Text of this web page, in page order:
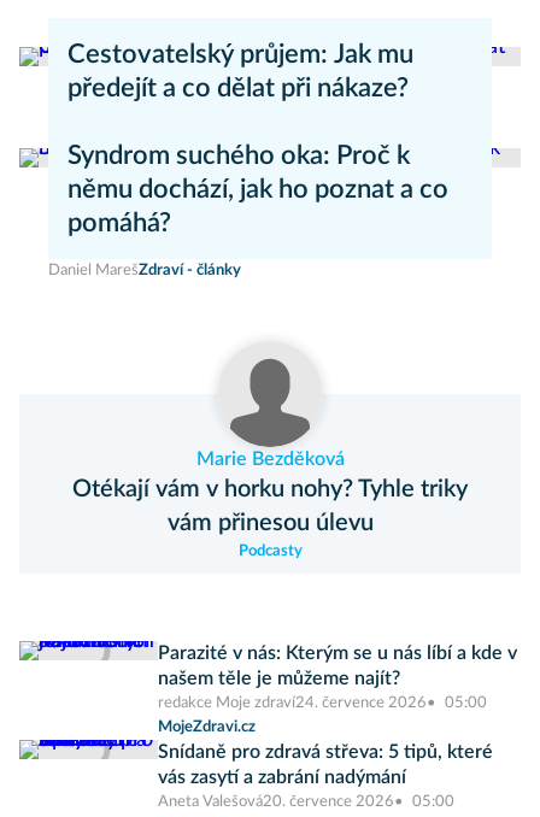
Cestovatelský průjem: Jak mu
předejít a co dělat při nákaze?
Syndrom suchého oka: Proč k
němu dochází, jak ho poznat a co
pomáhá?
Daniel MarešZdraví - články
Marie Bezděková
Otékají vám v horku nohy? Tyhle triky
vám přinesou úlevu
Podcasty
Parazité v nás: Kterým se u nás líbí a kde v
našem těle je můžeme najít?
redakce Moje zdraví24. července 2026
05:00
MojeZdravi.cz
Snídaně pro zdravá střeva: 5 tipů, které
vás zasytí a zabrání nadýmání
Aneta Valešová20. července 2026
05:00